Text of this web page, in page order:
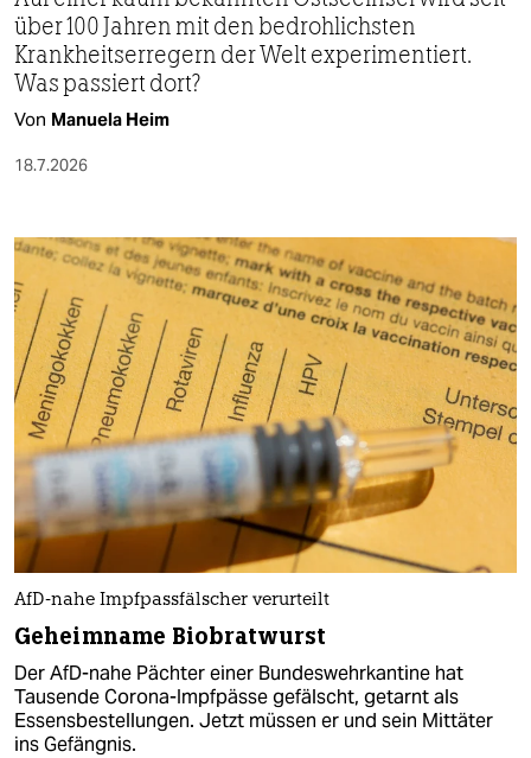
über 100 Jahren mit den bedrohlichsten
Krankheitserregern der Welt experimentiert.
Was passiert dort?
Von Manuela Heim
18.7.2026
AfD-nahe Impfpassfälscher verurteilt
Geheimname Biobratwurst
Der AfD-nahe Pächter einer Bundeswehrkantine hat
Tausende Corona-Impfpässe gefälscht, getarnt als
Essensbestellungen. Jetzt müssen er und sein Mittäter
ins Gefängnis.